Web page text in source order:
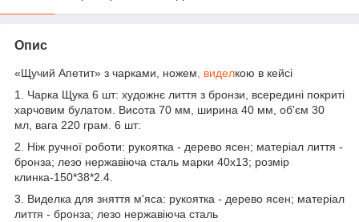
Опис
«Щучий Апетит» з чарками, ножем, виделкою в кейсі
1. Чарка Щука 6 шт: художнє лиття з бронзи, всередині покриті
харчовим булатом. Висота 70 мм, ширина 40 мм, об'єм 30
мл, вага 220 грам. 6 шт:
2. Ніж ручної роботи: рукоятка - дерево ясен; матеріал лиття -
бронза; лезо нержавіюча сталь марки 40х13; розмір
клинка-150*38*2.4.
3. Виделка для зняття м'яса: рукоятка - дерево ясен; матеріал
лиття - бронза; лезо нержавіюча сталь